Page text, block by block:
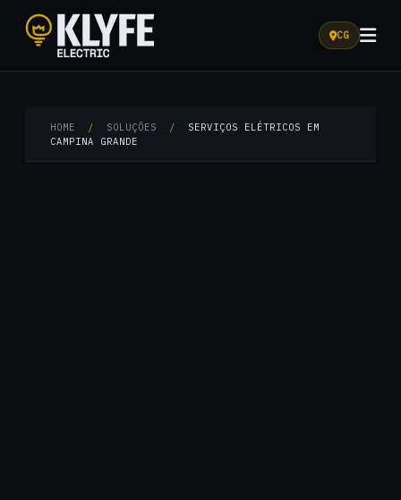
Klyfe Electric
CG
HOME / SOLUÇÕES /
SERVIÇOS ELÉTRICOS EM
CAMPINA GRANDE